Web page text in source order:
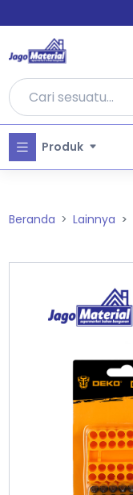
Produk
Beranda Lainnya